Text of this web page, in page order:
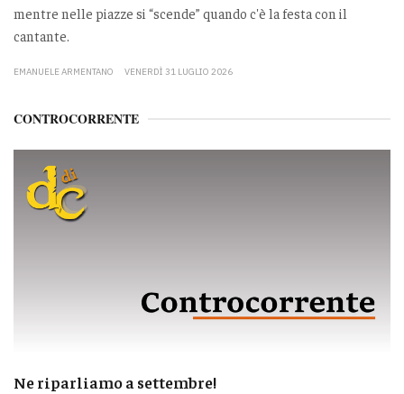
mentre nelle piazze si “scende” quando c'è la festa con il
cantante.
EMANUELE ARMENTANO VENERDÌ 31 LUGLIO 2026
CONTROCORRENTE
Ne riparliamo a settembre!